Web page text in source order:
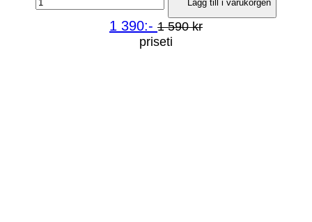
Lägg till i varukorgen
1 390:- 1 590 kr
priseti